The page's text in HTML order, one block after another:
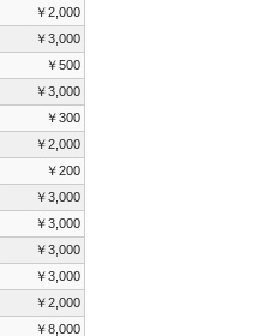
￥2,000
￥3,000
￥500
￥3,000
￥300
￥2,000
￥200
￥3,000
￥3,000
￥3,000
￥3,000
￥2,000
￥8,000